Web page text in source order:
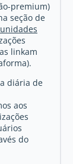
premium)
seção de
linkam
diária de
aos
do